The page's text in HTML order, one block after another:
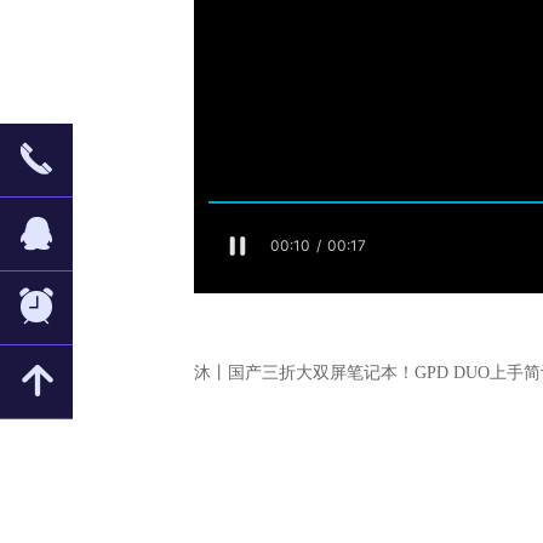
沐丨国产三折大双屏笔记本！GPD DUO上手
끅
뀩
뀥
녕